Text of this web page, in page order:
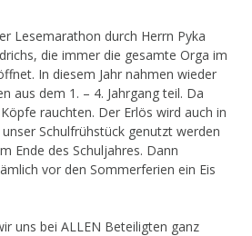
Lesemarathon durch Herrn Pyka
die immer die gesamte Orga im
In diesem Jahr nahmen wieder
aus dem 1. – 4. Jahrgang teil. Da
rauchten. Der Erlös wird auch in
Schulfrühstück genutzt werden
Ende des Schuljahres. Dann
vor den Sommerferien ein Eis
uns bei ALLEN Beteiligten ganz